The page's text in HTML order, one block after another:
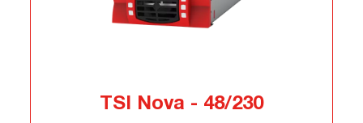
TSI Nova - 48/230